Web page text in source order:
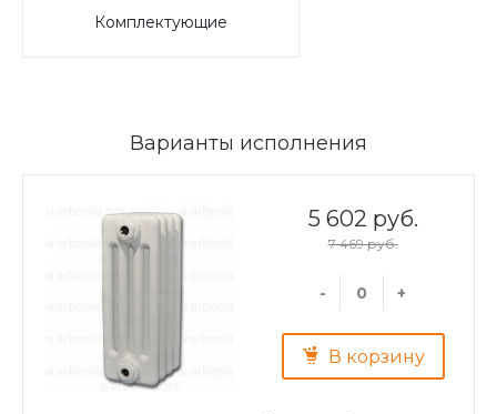
Комплектующие
Варианты исполнения
5 602 руб.
7 469 руб.
- +
В корзину